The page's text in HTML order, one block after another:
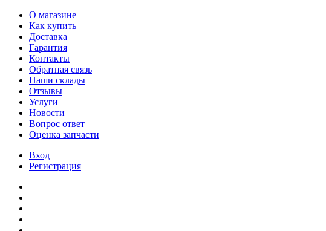
О магазине
Как купить
Доставка
Гарантия
Контакты
Обратная связь
Наши склады
Отзывы
Услуги
Новости
Вопрос ответ
Оценка запчасти
Вход
Регистрация